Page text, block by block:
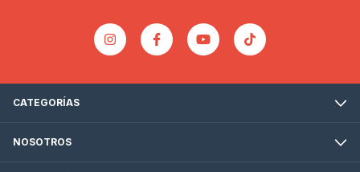
CATEGORÍAS
NOSOTROS